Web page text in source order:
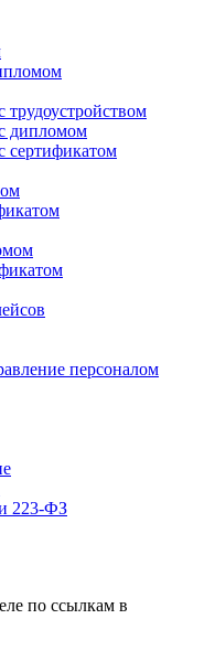
дипломом
сертификатом
персоналом
223‑ФЗ
по ссылкам в